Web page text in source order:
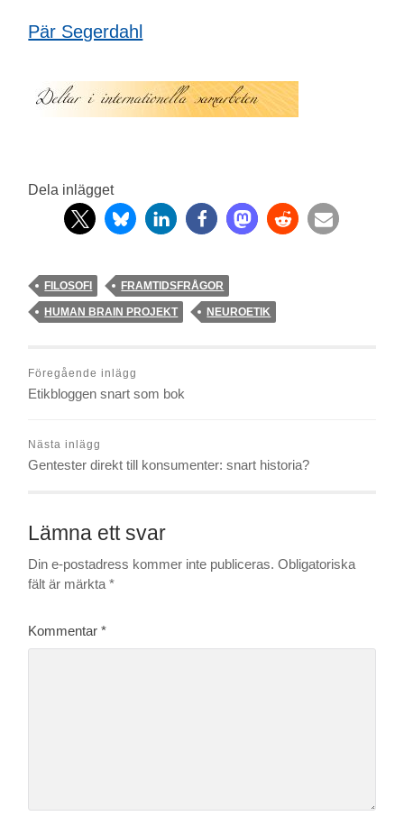
Pär Segerdahl
Dela inlägget
FILOSOFI FRAMTIDSFRÅGOR
HUMAN BRAIN PROJEKT NEUROETIK
Föregående inlägg
Etikbloggen snart som bok
Nästa inlägg
Gentester direkt till konsumenter: snart historia?
Lämna ett svar
Din e-postadress kommer inte publiceras. Obligatoriska
fält är märkta*
Kommentar*